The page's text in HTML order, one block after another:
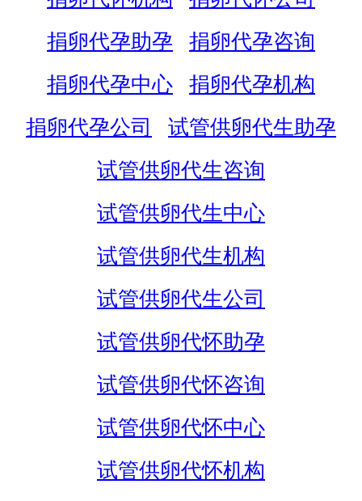
捐卵代孕助孕
捐卵代孕咨询
捐卵代孕中心
捐卵代孕机构
捐卵代孕公司
试管供卵代生助孕
试管供卵代生咨询
试管供卵代生中心
试管供卵代生机构
试管供卵代生公司
试管供卵代怀助孕
试管供卵代怀咨询
试管供卵代怀中心
试管供卵代怀机构